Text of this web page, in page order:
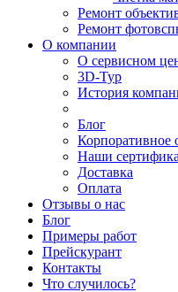
Ремонт
Ремонт
О компании
О сервисном
3D-Тур
История
Блог
Корпоративное
Наши
Доставка
Оплата
Отзывы о нас
Блог
Примеры работ
Прейскурант
Контакты
Что случилось?